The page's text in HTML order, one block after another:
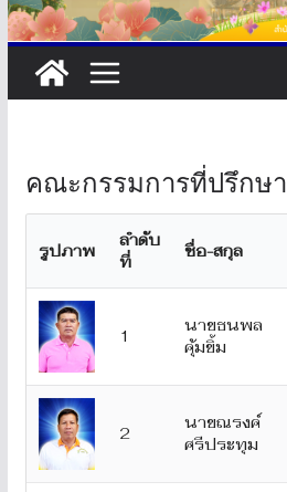
คณะกรรมการที่ปรึกษา
รูปภาพ
ลำดับ
ที่
ชื่อ-สกุล
1
นายธนพล
คุ้มยิ้ม
2
นายณรงค์
ศรีประทุม